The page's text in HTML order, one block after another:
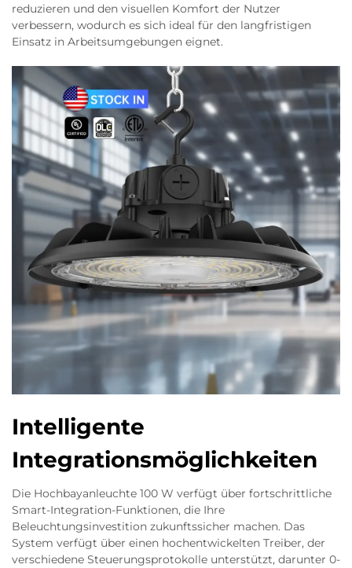
reduzieren und den visuellen Komfort der Nutzer
verbessern, wodurch es sich ideal für den langfristigen
Einsatz in Arbeitsumgebungen eignet.
Intelligente
Integrationsmöglichkeiten
Die Hochbayanleuchte 100 W verfügt über fortschrittliche
Smart-Integration-Funktionen, die Ihre
Beleuchtungsinvestition zukunftssicher machen. Das
System verfügt über einen hochentwickelten Treiber, der
verschiedene Steuerungsprotokolle unterstützt, darunter 0-